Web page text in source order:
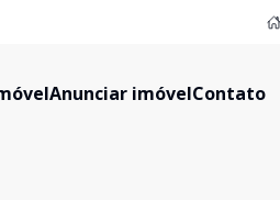
Anunciar imóvelContato